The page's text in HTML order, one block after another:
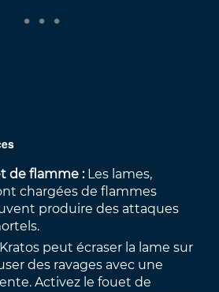
de flamme :Les lames,
chargées de flammes
produire des attaques
peut écraser la lame sur
des ravages avec une
Activez le fouet de